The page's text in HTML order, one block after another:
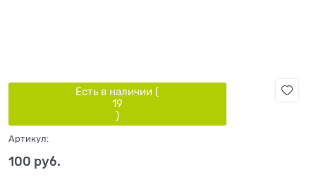
Есть в наличии (
19
)
Артикул:
100 руб.